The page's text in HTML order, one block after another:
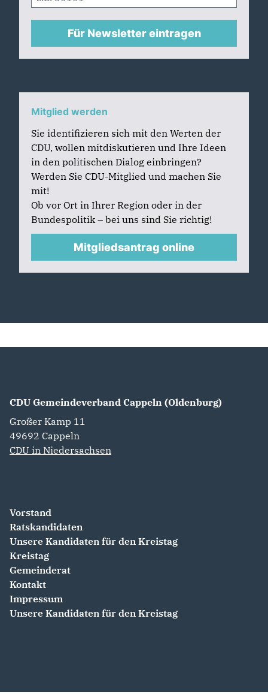
Für Newsletter eintragen
Mitglied werden
Sie identifizieren sich mit den Werten der
CDU, wollen mitdiskutieren und Ihre Ideen
in den politischen Dialog einbringen?
Werden Sie CDU-Mitglied und machen Sie
mit!
Ob vor Ort in Ihrer Region oder in der
Bundespolitik – bei uns sind Sie richtig!
Mitgliedsantrag online
CDU Gemeindeverband Cappeln (Oldenburg)
Großer Kamp 11
49692 Cappeln
CDU in Niedersachsen
Vorstand
Ratskandidaten
Unsere Kandidaten für den Kreistag
Kreistag
Gemeinderat
Kontakt
Impressum
Unsere Kandidaten für den Kreistag